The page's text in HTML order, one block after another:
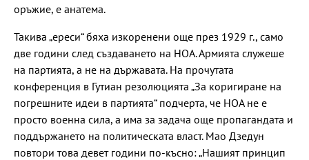
оръжие, е анатема.
Такива „ереси“ бяха изкоренени още през 1929 г., само
две години след създаването на НОА. Армията служеше
на партията, а не на държавата. На прочутата
конференция в Гутиан резолюцията „За коригиране на
погрешните идеи в партията“ подчерта, че НОА не е
просто военна сила, а има за задача още пропагандата и
поддържането на политическата власт. Мао Дзедун
повтори това девет години по-късно: „Нашият принцип